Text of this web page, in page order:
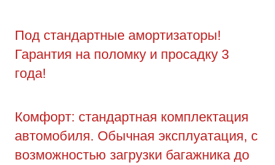
Под стандартные амортизаторы!
Гарантия на поломку и просадку 3
года!
Комфорт: стандартная комплектация
автомобиля. Обычная эксплуатация, с
возможностью загрузки багажника до